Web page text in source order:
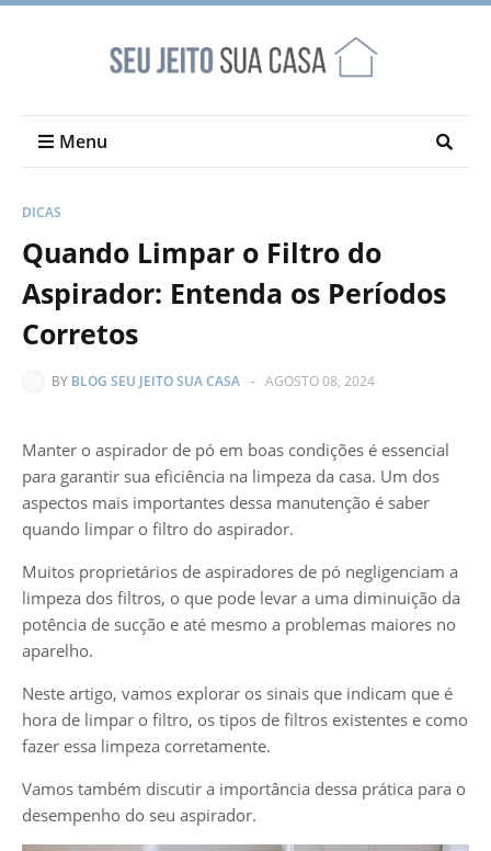
Menu
DICAS
Quando Limpar o Filtro do
Aspirador: Entenda os Períodos
Corretos
BY BLOG SEU JEITO SUA CASA - AGOSTO 08, 2024
Manter o aspirador de pó em boas condições é essencial
para garantir sua eficiência na limpeza da casa. Um dos
aspectos mais importantes dessa manutenção é saber
quando limpar o filtro do aspirador.
Muitos proprietários de aspiradores de pó negligenciam a
limpeza dos filtros, o que pode levar a uma diminuição da
potência de sucção e até mesmo a problemas maiores no
aparelho.
Neste artigo, vamos explorar os sinais que indicam que é
hora de limpar o filtro, os tipos de filtros existentes e como
fazer essa limpeza corretamente.
Vamos também discutir a importância dessa prática para o
desempenho do seu aspirador.